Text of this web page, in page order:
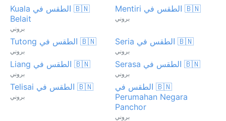
🇧🇳 الطقس في Mentiri
بروني
🇧🇳 الطقس في Kuala
Belait
بروني
🇧🇳 الطقس في Seria
بروني
🇧🇳 الطقس في Tutong
بروني
🇧🇳 الطقس في Serasa
بروني
🇧🇳 الطقس في Liang
بروني
🇧🇳 الطقس في
Perumahan Negara
Panchor
بروني
🇧🇳 الطقس في Telisai
بروني